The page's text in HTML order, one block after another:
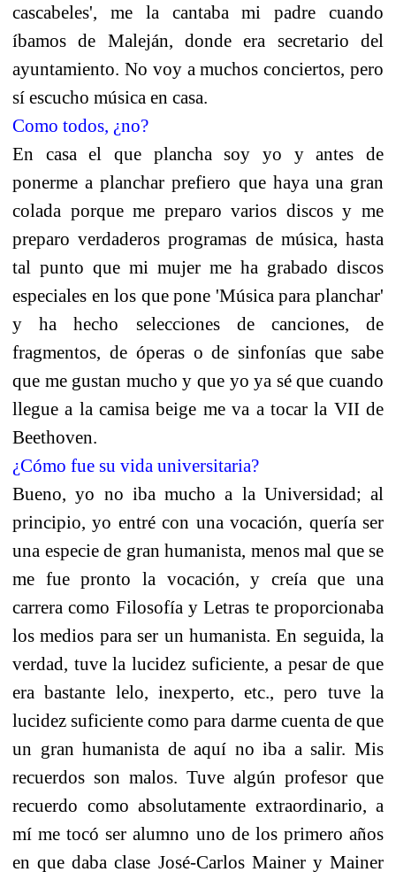
cascabeles', me la cantaba mi padre cuando
íbamos de Maleján, donde era secretario del
ayuntamiento. No voy a muchos conciertos, pero
sí escucho música en casa.
Como todos, ¿no?
En casa el que plancha soy yo y antes de
ponerme a planchar prefiero que haya una gran
colada porque me preparo varios discos y me
preparo verdaderos programas de música, hasta
tal punto que mi mujer me ha grabado discos
especiales en los que pone 'Música para planchar'
y ha hecho selecciones de canciones, de
fragmentos, de óperas o de sinfonías que sabe
que me gustan mucho y que yo ya sé que cuando
llegue a la camisa beige me va a tocar la VII de
Beethoven.
¿Cómo fue su vida universitaria?
Bueno, yo no iba mucho a la Universidad; al
principio, yo entré con una vocación, quería ser
una especie de gran humanista, menos mal que se
me fue pronto la vocación, y creía que una
carrera como Filosofía y Letras te proporcionaba
los medios para ser un humanista. En seguida, la
verdad, tuve la lucidez suficiente, a pesar de que
era bastante lelo, inexperto, etc., pero tuve la
lucidez suficiente como para darme cuenta de que
un gran humanista de aquí no iba a salir. Mis
recuerdos son malos. Tuve algún profesor que
recuerdo como absolutamente extraordinario, a
mí me tocó ser alumno uno de los primero años
en que daba clase José-Carlos Mainer y Mainer